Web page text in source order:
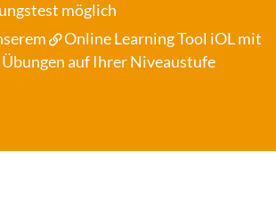
möglich
Online Learning Tool iOLmit
auf Ihrer Niveaustufe